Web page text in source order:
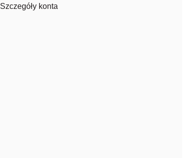
Szczegóły konta